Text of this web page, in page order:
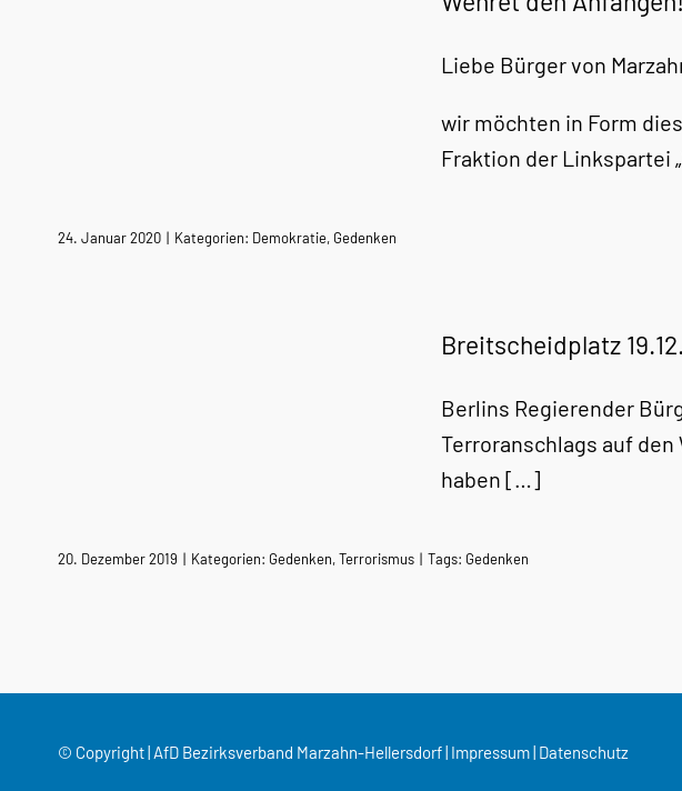
Liebe Bürger von
wir möchten in Form
Fraktion der Linkspartei
24. Januar 2020 | Kategorien: Demokratie, Gedenken
Breitscheidplatz
Berlins Regierender
Terroranschlags auf
haben […]
20. Dezember 2019 | Kategorien: Gedenken,Terrorismus | Tags: Gedenken
© Copyright | AfD Bezirksverband Marzahn-Hellersdorf | Impressum| Datenschutz